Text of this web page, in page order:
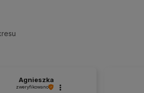
Agnieszka
zweryfikowano